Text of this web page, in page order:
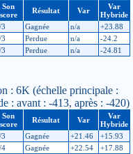
Son
score
Résultat Var
Var
Hybride
3 Gagnée n/a
+23.88
Perdue n/a
-24.2
Perdue n/a -24.81
: 6K (échelle principale :
: avant : -413, après : -420)
Son
score
Résultat Var
Var
Hybride
Gagnée +21.46
+15.93
4 Gagnée +22.54
+17.88